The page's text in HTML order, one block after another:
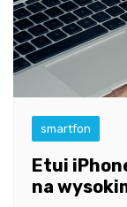
smartfon
Etui
na